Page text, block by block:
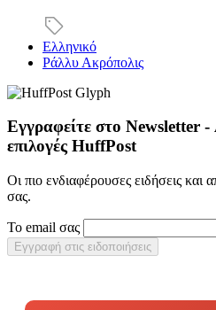
Ελληνικό
Ράλλυ Ακρόπολις
Εγγραφείτε στο Newsletter -
επιλογές HuffPost
Οι πιο ενδιαφέρουσες ειδήσεις και
σας.
Το email σας
Εγγραφή στις ειδοποιήσεις